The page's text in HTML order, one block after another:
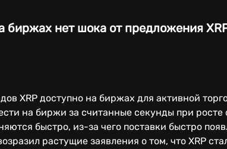
биржах нет шока от предложения
XRP доступно на биржах для активной
на биржи за считанные секунды при росте
быстро, из-за чего поставки быстро
растущие заявления о том, что XRP